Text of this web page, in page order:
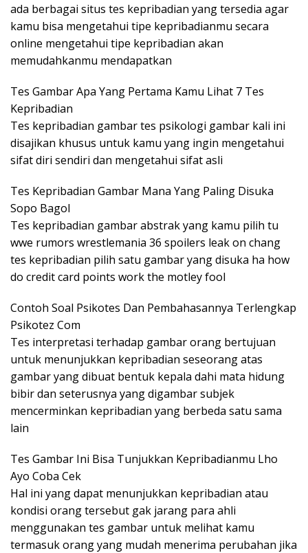
ada berbagai situs tes kepribadian yang tersedia agar
kamu bisa mengetahui tipe kepribadianmu secara
online mengetahui tipe kepribadian akan
memudahkanmu mendapatkan
Tes Gambar Apa Yang Pertama Kamu Lihat 7 Tes
Kepribadian
Tes kepribadian gambar tes psikologi gambar kali ini
disajikan khusus untuk kamu yang ingin mengetahui
sifat diri sendiri dan mengetahui sifat asli
Tes Kepribadian Gambar Mana Yang Paling Disuka
Sopo Bagol
Tes kepribadian gambar abstrak yang kamu pilih tu
wwe rumors wrestlemania 36 spoilers leak on chang
tes kepribadian pilih satu gambar yang disuka ha how
do credit card points work the motley fool
Contoh Soal Psikotes Dan Pembahasannya Terlengkap
Psikotez Com
Tes interpretasi terhadap gambar orang bertujuan
untuk menunjukkan kepribadian seseorang atas
gambar yang dibuat bentuk kepala dahi mata hidung
bibir dan seterusnya yang digambar subjek
mencerminkan kepribadian yang berbeda satu sama
lain
Tes Gambar Ini Bisa Tunjukkan Kepribadianmu Lho
Ayo Coba Cek
Hal ini yang dapat menunjukkan kepribadian atau
kondisi orang tersebut gak jarang para ahli
menggunakan tes gambar untuk melihat kamu
termasuk orang yang mudah menerima perubahan jika